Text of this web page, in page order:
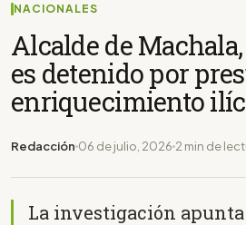
NACIONALES
Alcalde de
es detenido por
enriquecimiento
Redacción 06 de julio, 2026 2 min de
La investigación